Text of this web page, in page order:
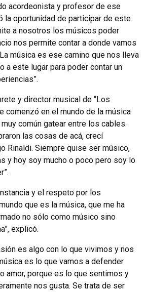
acordeonista y profesor de ese
la oportunidad de participar de este
a nosotros los músicos poder
nos permite contar a donde vamos
música es ese camino que nos lleva
a este lugar para poder contar un
y director musical de “Los
comenzó en el mundo de la música
común gatear entre los cables.
las cosas de acá, crecí
Rinaldi. Siempre quise ser músico,
y hoy soy mucho o poco pero soy lo
y el respeto por los
que es la música, que me ha
no sólo como músico sino
explicó.
es algo con lo que vivimos y nos
es lo que vamos a defender
amor, porque es lo que sentimos y
nos gusta. Se trata de ser